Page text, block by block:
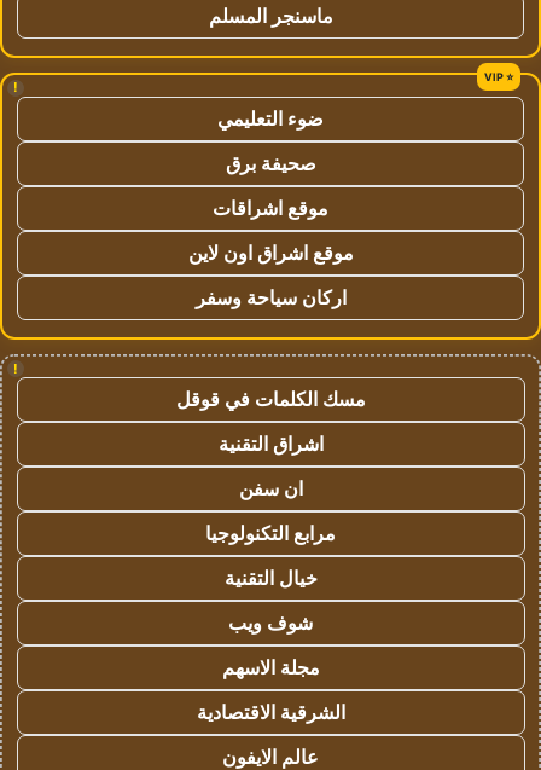
ماسنجر المسلم
!
ضوء التعليمي
صحيفة برق
موقع اشراقات
موقع اشراق اون لاين
اركان سياحة وسفر
!
مسك الكلمات في قوقل
اشراق التقنية
ان سفن
مرابع التكنولوجيا
خيال التقنية
شوف ويب
مجلة الاسهم
الشرقية الاقتصادية
عالم الايفون